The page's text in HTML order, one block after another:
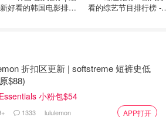
新好看的韩国电影排行
看的综艺节目排行榜 -
折扣区更新 | softstreme 短裤史低
$88)
小粉包$54
1333 lululemon APP打开